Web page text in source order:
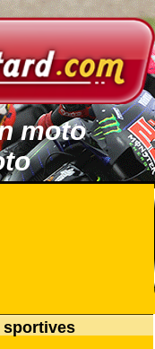
moto